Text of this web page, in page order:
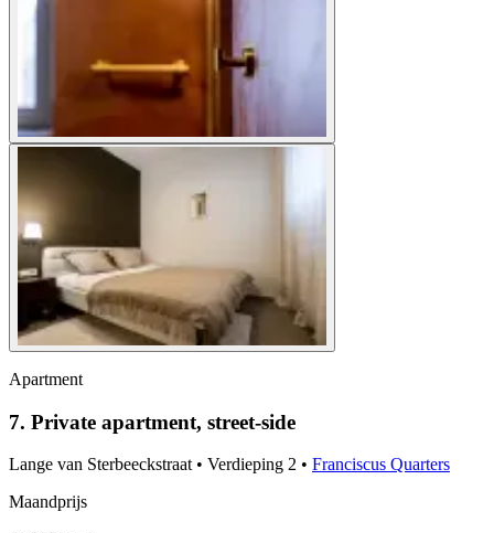
Apartment
7. Private apartment, street-side
Lange van Sterbeeckstraat• Verdieping 2 • Franciscus Quarters
Maandprijs